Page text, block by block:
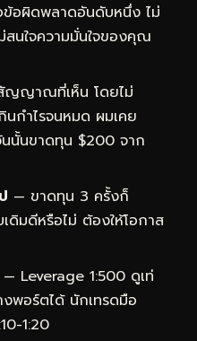
อผิดพลาดอันดับหนึ่ง ไม่
สนใจความมั่นใจของคุณ
ญญาณที่เห็น โดยไม่
กำไรจนหมด ผมเคย
นั้นขาดทุน $200 จาก
— ขาดทุน 3 ครั้งก็
เดิมดีหรือไม่ ต้องให้โอกาส
— Leverage 1:500 ดูเท่
พอร์ตได้ นักเทรดมือ
1:20